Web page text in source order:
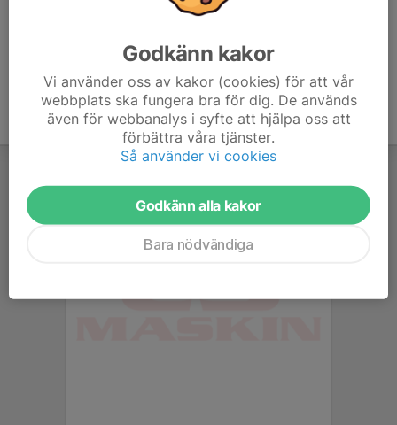
Godkänn kakor
Vi använder oss av kakor (cookies) för att vår
webbplats ska fungera bra för dig. De används
även för webbanalys i syfte att hjälpa oss att
förbättra våra tjänster.
Så använder vi cookies
Godkänn alla kakor
Bara nödvändiga